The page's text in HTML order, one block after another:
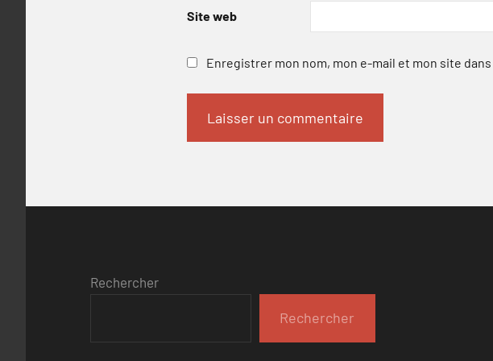
Site web
Enregistrer mon nom, mon e-mail et mon site
Rechercher
Rechercher